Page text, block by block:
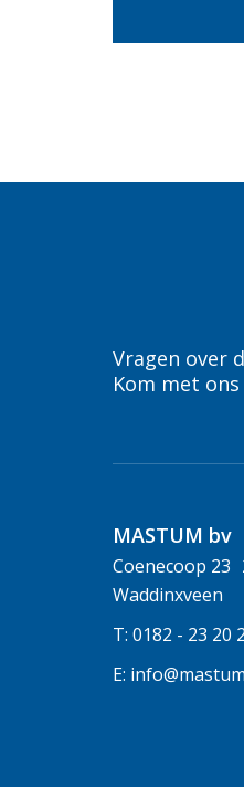
Vragen over
Kom met
MASTUM bv
Coenecoop 23
Waddinxveen
T: 0182 - 23 20
E: